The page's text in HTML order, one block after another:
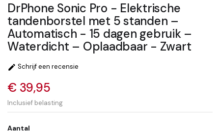
DrPhone Sonic Pro - Elektrische
tandenborstel met 5 standen –
Automatisch - 15 dagen gebruik –
Waterdicht – Oplaadbaar - Zwart
 Schrijf een recensie
€ 39,95
Inclusief belasting
Aantal